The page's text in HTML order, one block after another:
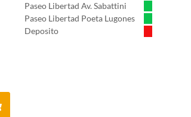
Paseo Libertad Av. Sabattini
Paseo Libertad Poeta Lugones
Deposito